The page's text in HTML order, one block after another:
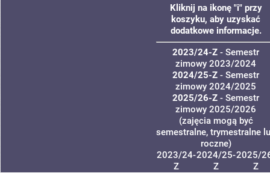
Kliknij na ikonę "i" przy
koszyku, aby uzyskać
dodatkowe informacje.
2023/24-Z - Semestr
zimowy 2023/2024
2024/25-Z - Semestr
zimowy 2024/2025
2025/26-Z - Semestr
zimowy 2025/2026
(zajęcia mogą być
semestralne, trymestralne
roczne)
2023/24-
Z
2024/25-
Z
2025/
Z